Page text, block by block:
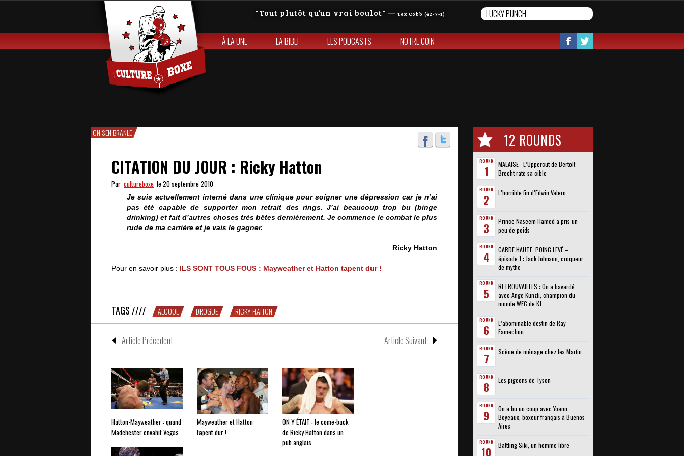
Tout plutôt qu’un vrai boulot — Tex Cobb (42-7-1)
À LA UNE LA BIBLI LES PODCASTS NOTRE COIN
12 ROUNDS
ROUND
1
MALAISE : L’Uppercut de Bertolt
Brecht rate sa cible
ROUND
2 L’horrible fin d’Edwin Valero
ROUND
3
Prince Naseem Hamed a pris un
peu de poids
ROUND
4
GARDE HAUTE, POING LEVÉ –
épisode 1 : Jack Johnson, croqueur
de mythe
ROUND
5
RETROUVAILLES : On a bavardé
avec Ange Künzli, champion du
monde WFC de K1
ROUND
6
L’abominable destin de Ray
Famechon
ROUND
7 Scène de ménage chez les Martin
ROUND
8 Les pigeons de Tyson
ROUND
9
On a bu un coup avec Yoann
Boyeaux, boxeur français à Buenos
Aires
ROUND
10 Battling Siki, un homme libre
ON S'EN BRANLE
CITATION DU JOUR : Ricky Hatton
Par cultureboxe le 20 septembre 2010
Je suis actuellement interné dans une clinique pour soigner une dépression car je n’ai
pas été capable de supporter mon retrait des rings. J’ai beaucoup trop bu (binge
drinking) et fait d’autres choses très bêtes dernièrement. Je commence le combat le plus
rude de ma carrière et je vais le gagner.
Ricky Hatton
Pour en savoir plus : ILS SONT TOUS FOUS : Mayweather et Hatton tapent dur !
TAGS //// ALCOOL DROGUE RICKY HATTON
Article Précedent Article Suivant
Hatton-Mayweather : quand
Madchester envahit Vegas
Mayweather et Hatton
tapent dur !
ON Y ÉTAIT : le come-back
de Ricky Hatton dans un
pub anglais